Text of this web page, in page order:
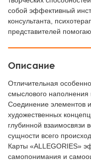
собой эффективный
консультанта,
представителей
Описание
Отличительная
смыслового наполнения
Соединение элементов
художественных
глубинной
сущности всего
Карты «ALLEGORIES»
самопонимания и